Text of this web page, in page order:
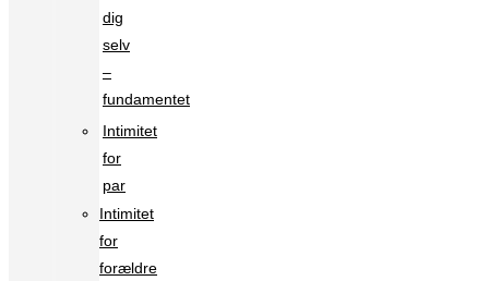
dig
selv
–
fundamentet
Intimitet
for
par
Intimitet
for
forældre